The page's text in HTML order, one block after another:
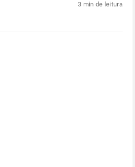
3 min de leitura